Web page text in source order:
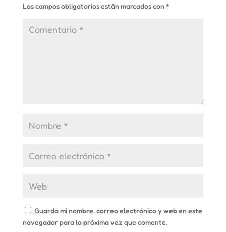
Los campos obligatorios están marcados con*
Guarda mi nombre, correo electrónico y web en este
navegador para la próxima vez que comente.